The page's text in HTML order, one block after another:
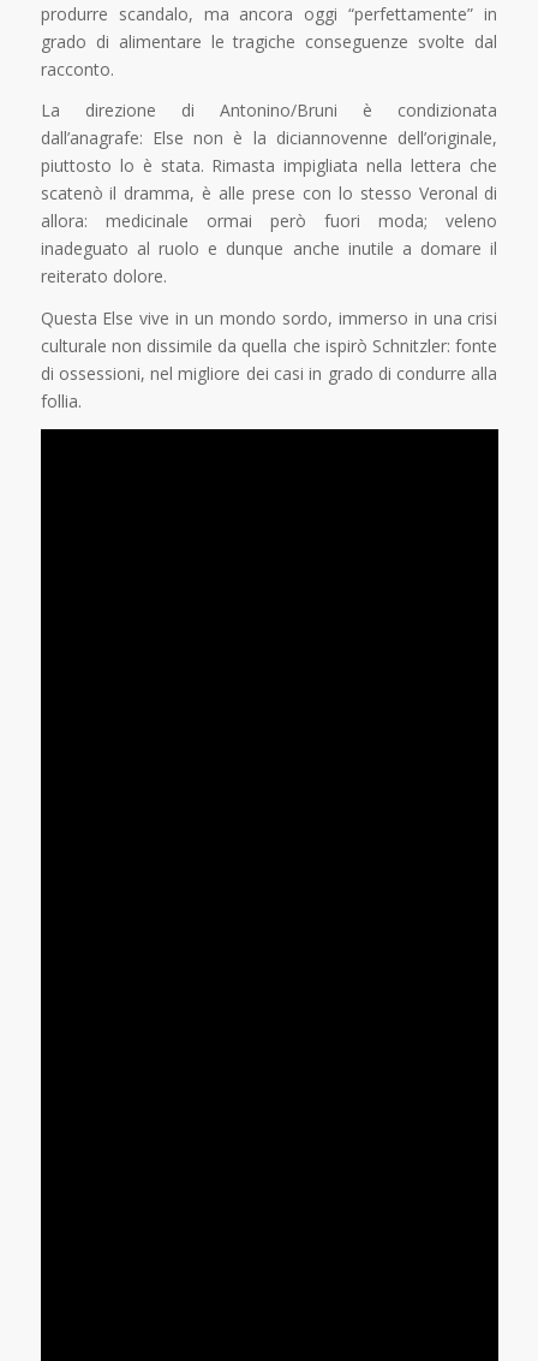
produrre scandalo, ma ancora oggi “perfettamente” in
grado di alimentare le tragiche conseguenze svolte dal
racconto.
La direzione di Antonino/Bruni è condizionata
dall’anagrafe: Else non è la diciannovenne dell’originale,
piuttosto lo è stata. Rimasta impigliata nella lettera che
scatenò il dramma, è alle prese con lo stesso Veronal di
allora: medicinale ormai però fuori moda; veleno
inadeguato al ruolo e dunque anche inutile a domare il
reiterato dolore.
Questa Else vive in un mondo sordo, immerso in una crisi
culturale non dissimile da quella che ispirò Schnitzler: fonte
di ossessioni, nel migliore dei casi in grado di condurre alla
follia.